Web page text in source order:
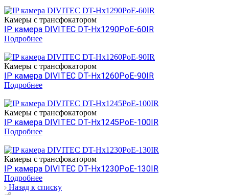
Камеры c трансфокатором
IP камера DIVITEC DT-Hх1290PoE-60IR
Подробнее
Камеры c трансфокатором
IP камера DIVITEC DT-Hх1260PoE-90IR
Подробнее
Камеры c трансфокатором
IP камера DIVITEC DT-Hх1245PoE-100IR
Подробнее
Камеры c трансфокатором
IP камера DIVITEC DT-Hх1230PoE-130IR
Подробнее
Назад к списку